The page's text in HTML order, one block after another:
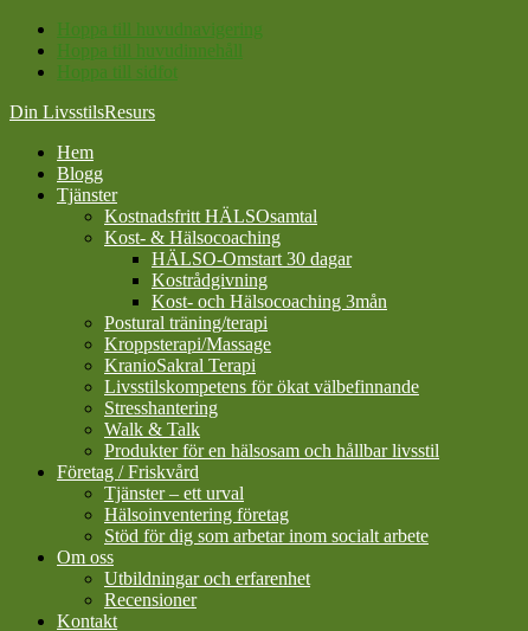
Hoppa till huvudnavigering
Hoppa till huvudinnehåll
Hoppa till sidfot
Din LivsstilsResurs
Hem
Blogg
Tjänster
Kostnadsfritt HÄLSOsamtal
Kost- & Hälsocoaching
HÄLSO-Omstart 30 dagar
Kostrådgivning
Kost- och Hälsocoaching 3mån
Postural träning/terapi
Kroppsterapi/Massage
KranioSakral Terapi
Livsstilskompetens för ökat välbefinnande
Stresshantering
Walk & Talk
Produkter för en hälsosam och hållbar livsstil
Företag / Friskvård
Tjänster – ett urval
Hälsoinventering företag
Stöd för dig som arbetar inom socialt arbete
Om oss
Utbildningar och erfarenhet
Recensioner
Kontakt